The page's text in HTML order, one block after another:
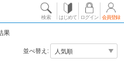
検索 はじめて ログイン 会員登録
果
並べ替え: